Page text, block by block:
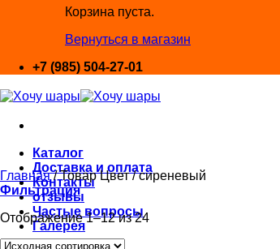
Корзина пуста.
Вернуться в магазин
+7 (985) 504-27-01
Каталог
Доставка и оплата
Контакты
отзывы
Частые вопросы
Галерея
Главная /Товар Цвет/сиреневый
Фильтрация
Отображение 1–12 из 24